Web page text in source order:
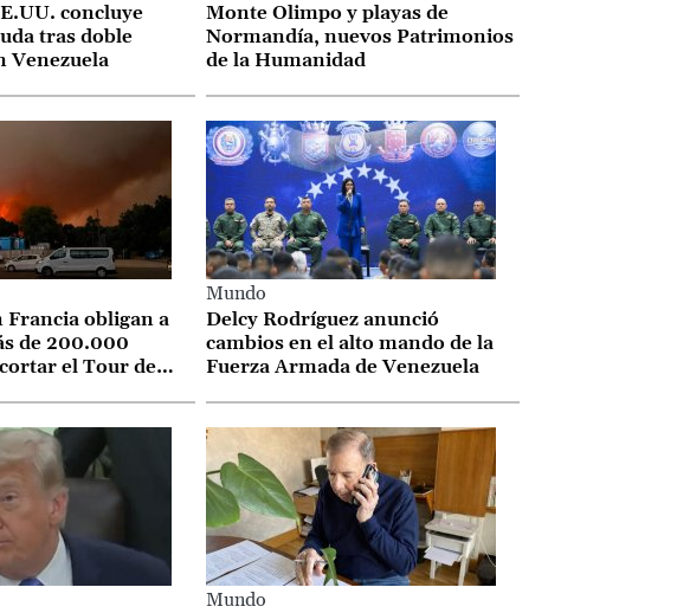
concluye
tras doble
Venezuela
Monte Olimpo y playas de
Normandía, nuevos Patrimonios
de la Humanidad
Francia obligan a
de 200.000
el Tour de
Mundo
Delcy Rodríguez anunció
cambios en el alto mando de la
Fuerza Armada de Venezuela
Mundo